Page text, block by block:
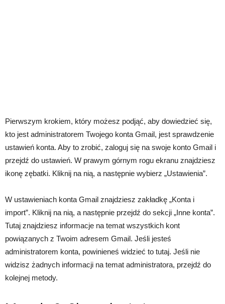
Pierwszym krokiem, który możesz podjąć, aby dowiedzieć się,
kto jest administratorem Twojego konta Gmail, jest sprawdzenie
ustawień konta. Aby to zrobić, zaloguj się na swoje konto Gmail i
przejdź do ustawień. W prawym górnym rogu ekranu znajdziesz
ikonę zębatki. Kliknij na nią, a następnie wybierz „Ustawienia”.
W ustawieniach konta Gmail znajdziesz zakładkę „Konta i
import”. Kliknij na nią, a następnie przejdź do sekcji „Inne konta”.
Tutaj znajdziesz informacje na temat wszystkich kont
powiązanych z Twoim adresem Gmail. Jeśli jesteś
administratorem konta, powinieneś widzieć to tutaj. Jeśli nie
widzisz żadnych informacji na temat administratora, przejdź do
kolejnej metody.